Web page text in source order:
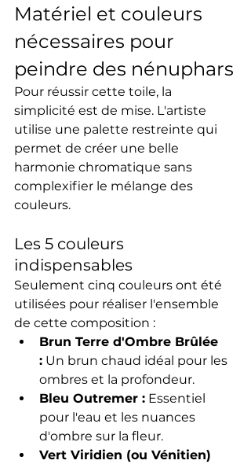
Matériel et couleurs
nécessaires pour
peindre des nénuphars
Pour réussir cette toile, la
simplicité est de mise. L'artiste
utilise une palette restreinte qui
permet de créer une belle
harmonie chromatique sans
complexifier le mélange des
couleurs.
Les 5 couleurs
indispensables
Seulement cinq couleurs ont été
utilisées pour réaliser l'ensemble
de cette composition :
Brun Terre d'Ombre Brûlée
: Un brun chaud idéal pour les
ombres et la profondeur.
Bleu Outremer : Essentiel
pour l'eau et les nuances
d'ombre sur la fleur.
Vert Viridien (ou Vénitien)